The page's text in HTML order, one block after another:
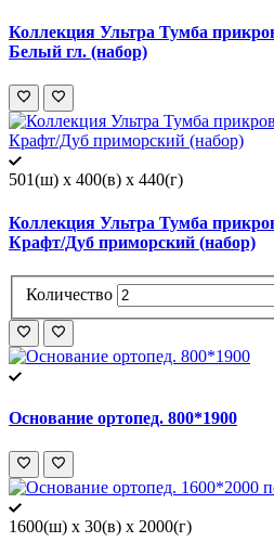
Коллекция Ультра Тумба
Белый гл. (набор)
501(ш) x 400(в) x 440(г)
Коллекция Ультра Тумба
Крафт/Дуб приморский (набор)
Количество
Основание ортопед. 800*1900
1600(ш) x 30(в) x 2000(г)